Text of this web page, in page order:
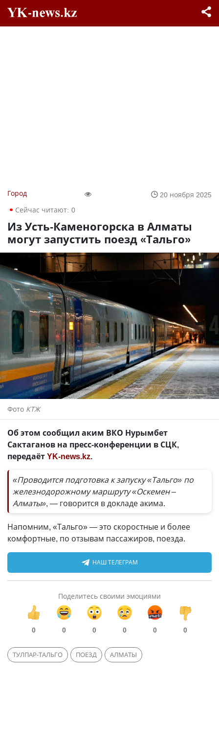
Город
20 ноября 2025
Сейчас читают: 0
Из Усть-Каменогорска в Алматы
могут запустить поезд «Тальго»
Фото КТЖ
Об этом сообщил аким ВКО Нурымбет
Сактаганов на пресс-конференции в СЦК,
передаётYK-news.kz.
«Проводится подготовка к запуску «Тальго» по
железнодорожному маршруту «Оскемен –
Алматы», — говорится в докладе акима.
Напомним, «Тальго» — это скоростные и более
комфортные, по отзывам пассажиров, поезда.
НАШ ТЕЛЕГРАМ
Поделитесь своими эмоциями
0 0 0 0 0 0
ТУЛПАР-ТАЛЬГО ПОЕЗД АЛМАТЫ